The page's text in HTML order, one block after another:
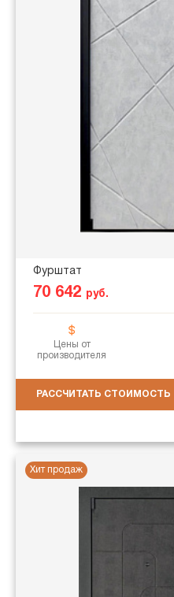
Фурштат
70 642 руб.
Цены от
производителя
РАССЧИТАТЬ СТОИМОСТЬ
Хит продаж